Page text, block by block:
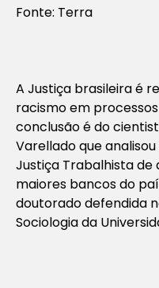
Fonte: Terra
A Justiça brasileira é
racismo em
conclusão é do
Varellado que
Justiça Trabalhista
maiores bancos do
doutorado defendida
Sociologia da